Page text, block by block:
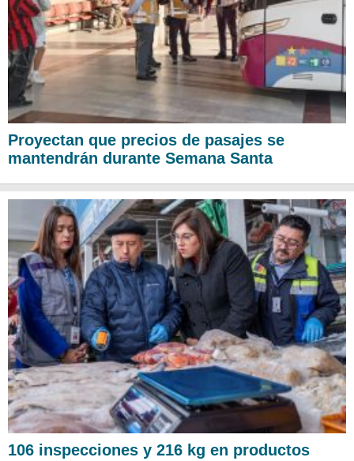
Proyectan que precios de pasajes se
mantendrán durante Semana Santa
106 inspecciones y 216 kg en productos